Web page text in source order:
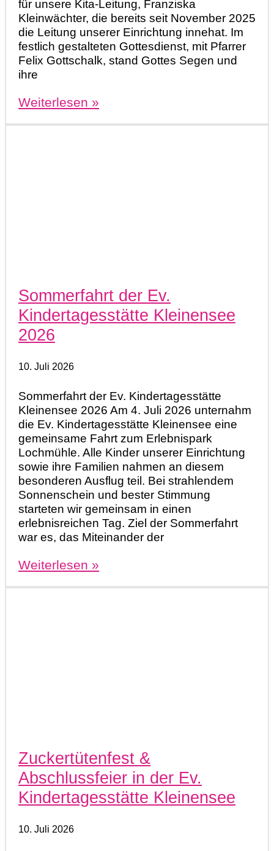
für unsere Kita-Leitung, Franziska
Kleinwächter, die bereits seit November 2025
die Leitung unserer Einrichtung innehat. Im
festlich gestalteten Gottesdienst, mit Pfarrer
Felix Gottschalk, stand Gottes Segen und
ihre
Weiterlesen »
Sommerfahrt der Ev.
Kindertagesstätte Kleinensee
2026
10. Juli 2026
Sommerfahrt der Ev. Kindertagesstätte
Kleinensee 2026 Am 4. Juli 2026 unternahm
die Ev. Kindertagesstätte Kleinensee eine
gemeinsame Fahrt zum Erlebnispark
Lochmühle. Alle Kinder unserer Einrichtung
sowie ihre Familien nahmen an diesem
besonderen Ausflug teil. Bei strahlendem
Sonnenschein und bester Stimmung
starteten wir gemeinsam in einen
erlebnisreichen Tag. Ziel der Sommerfahrt
war es, das Miteinander der
Weiterlesen »
Zuckertütenfest &
Abschlussfeier in der Ev.
Kindertagesstätte Kleinensee
10. Juli 2026